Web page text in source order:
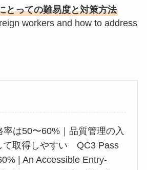
とっての難易度と対策方法
workers and how to address
率は50〜60%｜品質管理の入
て取得しやすい QC3 Pass
| An Accessible Entry-